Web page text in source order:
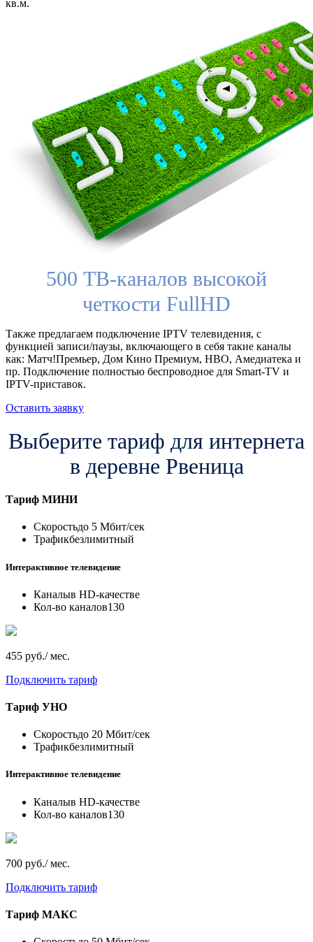
кв.м.
500 ТВ-каналов высокой
четкости FullHD
Также предлагаем подключение IPTV телевидения, с
функцией записи/паузы, включающего в себя такие каналы
как: Матч!Премьер, Дом Кино Премиум, HBO, Амедиатека и
пр. Подключение полностью беспроводное для Smart-TV и
IPTV-приставок.
Оставить заявку
Выберите тариф для интернета
в деревне Рвеница
Тариф МИНИ
Скоростьдо 5 Мбит/сек
Трафикбезлимитный
Интерактивное телевидение
Каналыв HD-качестве
Кол-во каналов130
455 руб./ мес.
Подключить тариф
Тариф УНО
Скоростьдо 20 Мбит/сек
Трафикбезлимитный
Интерактивное телевидение
Каналыв HD-качестве
Кол-во каналов130
700 руб./ мес.
Подключить тариф
Тариф МАКС